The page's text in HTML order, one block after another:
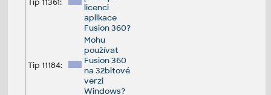
Tip 11361:
licenci
aplikace
Fusion 360?
Tip 11184:
Mohu
používat
Fusion 360
na 32bitové
verzi
Windows?